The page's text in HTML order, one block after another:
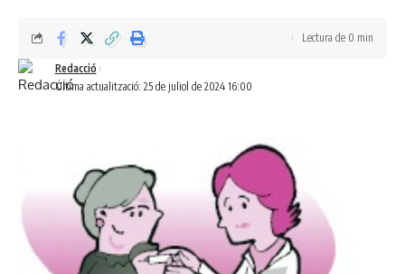
Última actualització: 25 de juliol de 2024 16:00
Redacció
Lectura de 0 min